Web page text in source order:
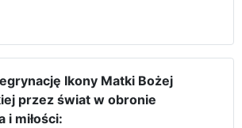
Ikony Matki Bożej
przez świat w obronie
i miłości: